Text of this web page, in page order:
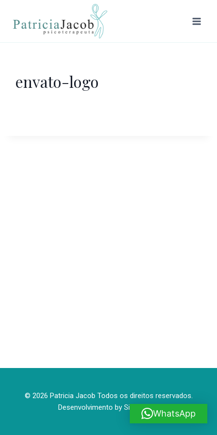
envato-logo
© 2026 Patricia Jacob Todos os direitos reservados.
Desenvolvimento by Site House
WhatsApp